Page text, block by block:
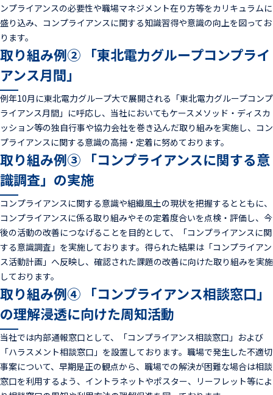
ンプライアンスの必要性や職場マネジメント在り方等をカリキュラムに
盛り込み、コンプライアンスに関する知識習得や意識の向上を図ってお
ります。
取り組み例② 「東北電力グループコンプライ
アンス月間」
例年10月に東北電力グループ大で展開される「東北電力グループコンプ
ライアンス月間」に呼応し、当社においてもケースメソッド・ディスカ
ッション等の独自行事や協力会社を巻き込んだ取り組みを実施し、コン
プライアンスに関する意識の高揚・定着に努めております。
取り組み例③ 「コンプライアンスに関する意
識調査」の実施
コンプライアンスに関する意識や組織風土の現状を把握するとともに、
コンプライアンスに係る取り組みやその定着度合いを点検・評価し、今
後の活動の改善につなげることを目的として、「コンプライアンスに関
する意識調査」を実施しております。得られた結果は「コンプライアン
ス活動計画」へ反映し、確認された課題の改善に向けた取り組みを実施
しております。
取り組み例④ 「コンプライアンス相談窓口」
の理解浸透に向けた周知活動
当社では内部通報窓口として、「コンプライアンス相談窓口」および
「ハラスメント相談窓口」を設置しております。職場で発生した不適切
事案について、早期是正の観点から、職場での解決が困難な場合は相談
窓口を利用するよう、イントラネットやポスター、リーフレット等によ